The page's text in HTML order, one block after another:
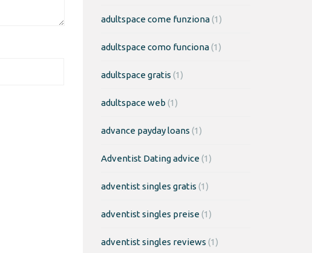
adultspace come funziona(1)
adultspace como funciona(1)
adultspace gratis (1)
adultspace web (1)
advance payday loans (1)
Adventist Dating advice(1)
adventist singles gratis (1)
adventist singles preise(1)
adventist singles reviews (1)